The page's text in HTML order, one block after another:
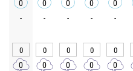
0 0 0 0 0
- - - - -
0 0 0 0 0
0 0 0 0 0